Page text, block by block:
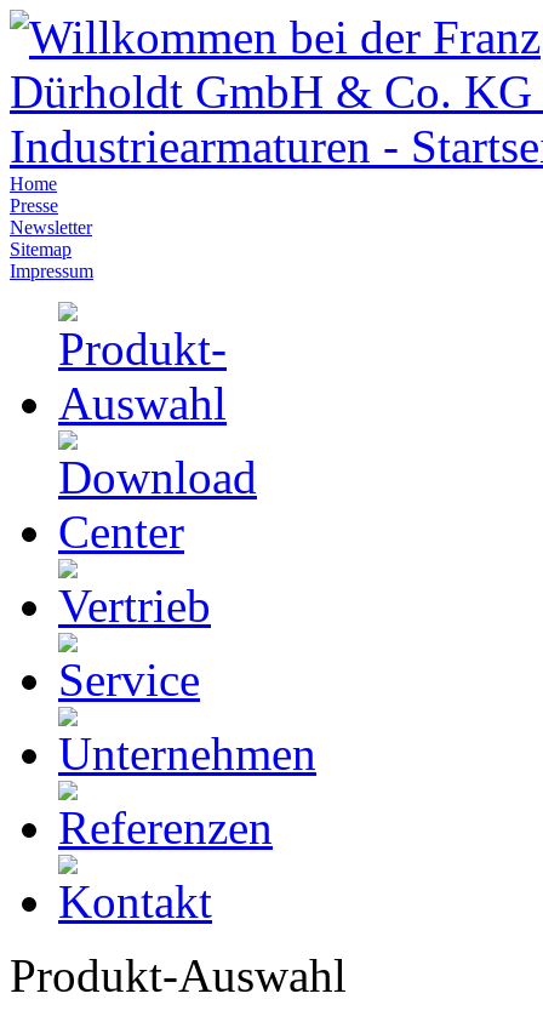
Home
Presse
Newsletter
Sitemap
Impressum
Produkt-Auswahl